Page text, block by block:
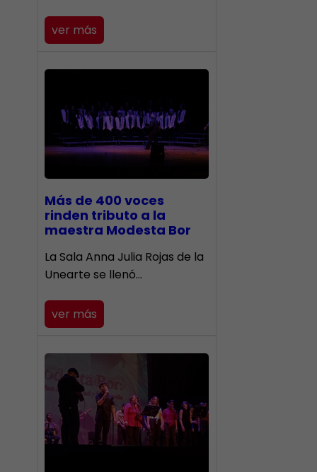
ver más
Más de 400 voces
rinden tributo a la
maestra Modesta Bor
​La Sala Anna Julia Rojas de la
Unearte se llenó…
ver más